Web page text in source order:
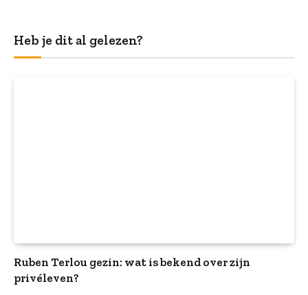
Heb je dit al gelezen?
Ruben Terlou gezin: wat is bekend over zijn
privéleven?